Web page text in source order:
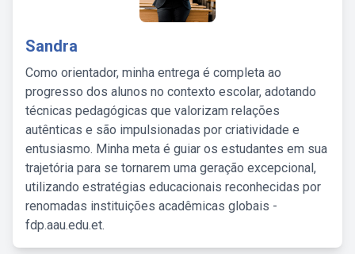
Sandra
Como orientador, minha entrega é completa ao
progresso dos alunos no contexto escolar, adotando
técnicas pedagógicas que valorizam relações
autênticas e são impulsionadas por criatividade e
entusiasmo. Minha meta é guiar os estudantes em sua
trajetória para se tornarem uma geração excepcional,
utilizando estratégias educacionais reconhecidas por
renomadas instituições acadêmicas globais -
fdp.aau.edu.et.